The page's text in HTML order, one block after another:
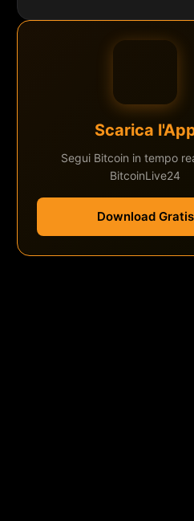
Scarica
Segui Bitcoin in tempo
BitcoinLive24
Download Gratis